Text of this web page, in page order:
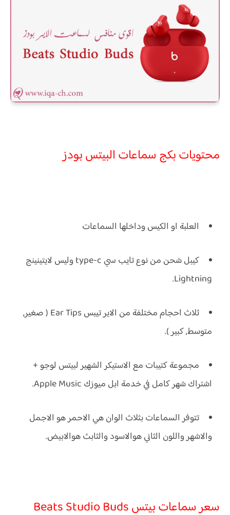
محتويات بكج سماعات البيتس بودز
العلبة او الكيس وداخلها السماعات
كيبل شحن من نوع تايب سي type-c وليس لايتينينج
Lightning.
ثلاث احجام مختلفة من الاير تيبس Ear Tips ( صغير,
متوسط, كبير ).
مجموعة كتيبات مع الاستيكر الشهير لبيتس لوجو +
اشتراك شهر كامل في خدمة ابل ميوزك Apple Music.
تتوفر السماعات بثلاث الوان هي الاحمر هو الاجمل
والاشهر واللون الثاني هوالاسود والثابث هوالابيض.
سعر سماعات بيتس Beats Studio Buds